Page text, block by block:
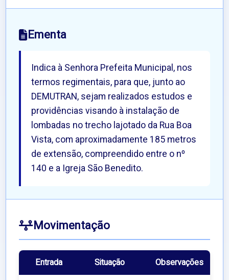
Ementa
Indica à Senhora Prefeita Municipal, nos
termos regimentais, para que, junto ao
DEMUTRAN, sejam realizados estudos e
providências visando à instalação de
lombadas no trecho lajotado da Rua Boa
Vista, com aproximadamente 185 metros
de extensão, compreendido entre o nº
140 e a Igreja São Benedito.
Movimentação
Entrada Situação Observações